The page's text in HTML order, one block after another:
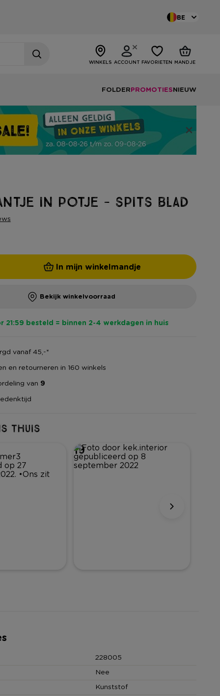
BE
WINKELS ACCOUNT FAVORIETEN MANDJE
FOLDERPROMOTIESNIEUW
in potje - spits blad
In mijn winkelmandje
Bekijk winkelvoorraad
21:59 besteld = binnen 2-4 werkdagen in huis
vanaf 45,-*
en retourneren in 160 winkels
van 9
19
228005
Nee
Kunststof